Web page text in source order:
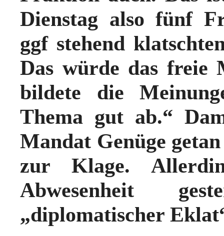
Dienstag also fünf
ggf stehend
Das würde das freie
bildete die
Thema gut ab.“
Mandat Genüge getan
zur Klage.
Abwesenheit
„diplomatischer